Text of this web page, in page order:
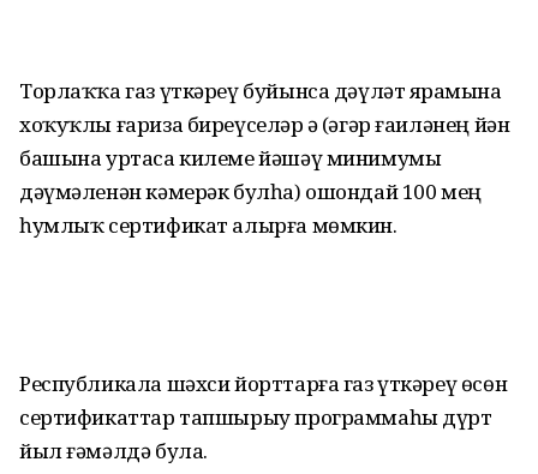
Торлаҡҡа газ үткәреү буйынса дәүләт ярҙамына
хоҡуҡлы ғариза биреүселәр ҙә (әгәр ғаиләнең йән
башына уртаса килеме йәшәү минимумы
дәүмәленән кәмерәк булһа) ошондай 100 мең
һумлыҡ сертификат алырға мөмкин.
Республикала шәхси йорттарға газ үткәреү өсөн
сертификаттар тапшырыу программаһы дүрт
йыл ғәмәлдә була.